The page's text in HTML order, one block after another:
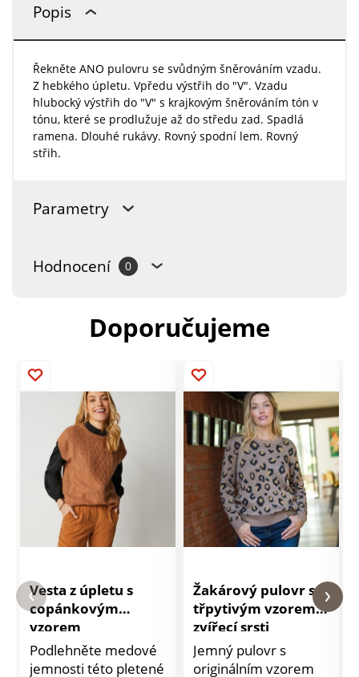
Popis
Řekněte ANO pulovru se svůdným šněrováním vzadu.
Z hebkého úpletu. Vpředu výstřih do "V". Vzadu
hlubocký výstřih do "V" s krajkovým šněrováním tón v
tónu, které se prodlužuje až do středu zad. Spadlá
ramena. Dlouhé rukávy. Rovný spodní lem. Rovný
střih.
Parametry
Hodnocení 0
Doporučujeme
Vesta z úpletu s
copánkovým
vzorem
Podlehněte medové
jemnosti této pletené
Žakárový pulovr se
třpytivým vzorem
zvířecí srsti
Jemný pulovr s
originálním vzorem